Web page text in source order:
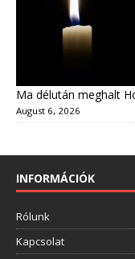
Ma délután meghalt
August 6, 2026
INFORMÁCIÓK
Rólunk
Kapcsolat